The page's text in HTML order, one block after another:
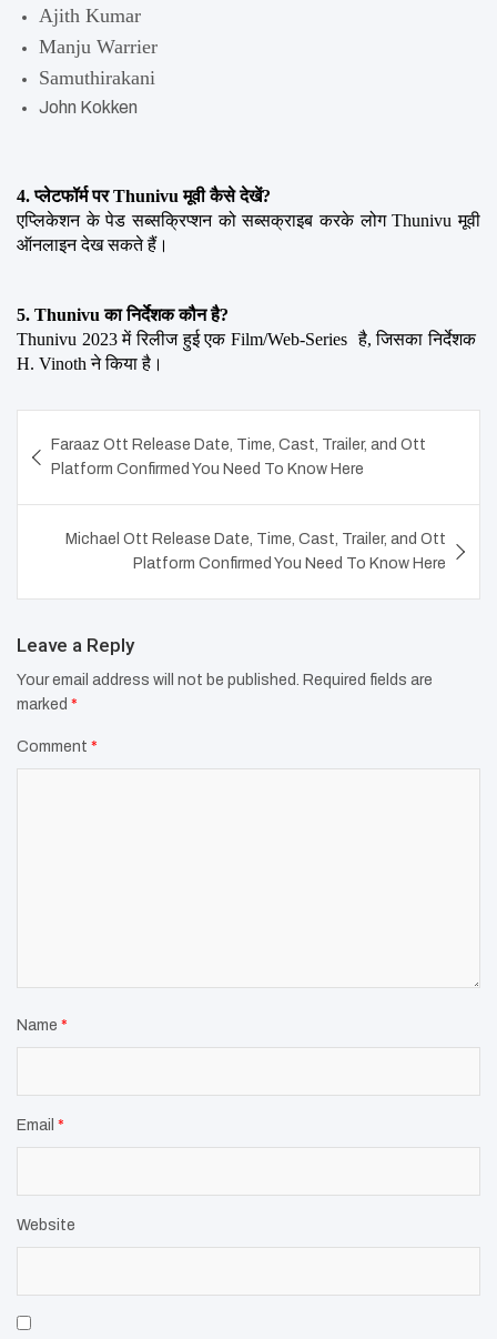
Ajith Kumar
Manju Warrier
Samuthirakani
John Kokken
4. प्लेटफॉर्म पर Thunivu मूवी कैसे देखें?
एप्लिकेशन के पेड सब्सक्रिप्शन को सब्सक्राइब करके लोग Thunivu मूवी
ऑनलाइन देख सकते हैं।
5. Thunivu का निर्देशक कौन है?
Thunivu 2023 में रिलीज हुई एक Film/Web-Series  है, जिसका निर्देशक
H. Vinoth ने किया है।
navigation
Faraaz Ott Release Date, Time, Cast, Trailer, and Ott
Platform Confirmed You Need To Know Here
Michael Ott Release Date, Time, Cast, Trailer, and Ott
Platform Confirmed You Need To Know Here
Leave a Reply
Your email address will not be published.
Required fields are
marked *
Comment *
Name *
Email *
Website